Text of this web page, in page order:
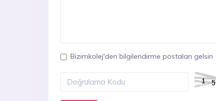
Bizimkolej'den bilgilendirme postaları gelsin